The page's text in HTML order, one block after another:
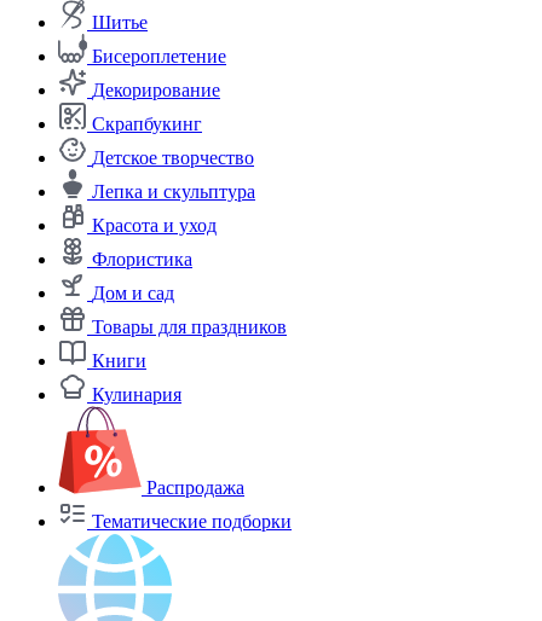
Шитье
Бисероплетение
Декорирование
Скрапбукинг
Детское творчество
Лепка и скульптура
Красота и уход
Флористика
Дом и сад
Товары для праздников
Книги
Кулинария
Распродажа
Тематические подборки